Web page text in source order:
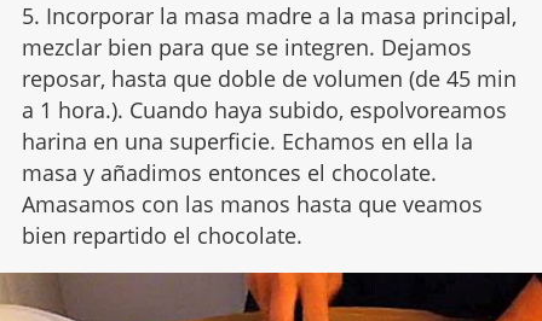
5. Incorporar la masa madre a la masa principal,
mezclar bien para que se integren. Dejamos
reposar, hasta que doble de volumen (de 45 min
a 1 hora.). Cuando haya subido, espolvoreamos
harina en una superficie. Echamos en ella la
masa y añadimos entonces el chocolate.
Amasamos con las manos hasta que veamos
bien repartido el chocolate.